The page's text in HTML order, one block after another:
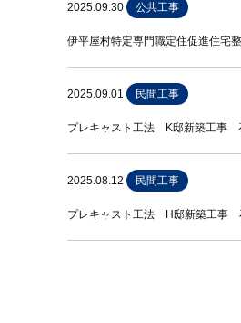
2025.09.30 公共工事
伊平屋村特定専門職定住促進住宅
2025.09.01 民間工事
プレキャスト工法 K邸新築工事
2025.08.12 民間工事
プレキャスト工法 H邸新築工事